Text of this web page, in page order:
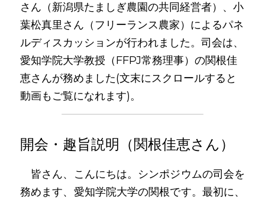
さん（新潟県たましぎ農園の共同経営者）、小
葉松真里さん（フリーランス農家）によるパネ
ルディスカッションが行われました。司会は、
愛知学院大学教授（FFPJ常務理事）の関根佳
恵さんが務めました(文末にスクロールすると
動画もご覧になれます)。
開会・趣旨説明（関根佳恵さん）
皆さん、こんにちは。シンポジウムの司会を
務めます、愛知学院大学の関根です。最初に、